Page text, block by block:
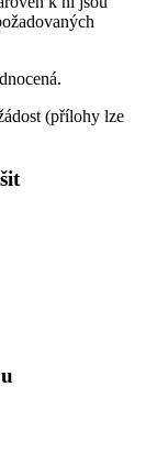
(přílohy lze